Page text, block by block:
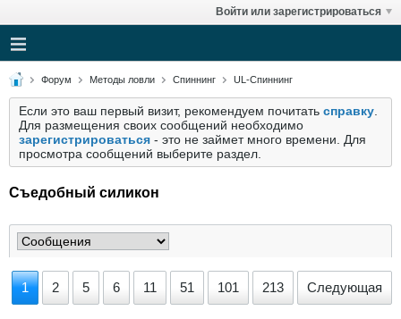
Войти или зарегистрироваться
Форум Методы ловли Спиннинг UL-Спиннинг
Если это ваш первый визит, рекомендуем почитать справку
Для размещения своих сообщений необходимо
зарегистрироваться - это не займет много времени. Для
просмотра сообщений выберите раздел.
Cъедобный силикон
1 2 5 6 11 51 101 213 Следующая